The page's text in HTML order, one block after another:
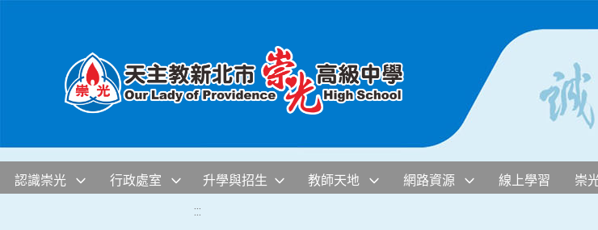
認識崇光 行政處室 升學與招生 教師天地 網路資源 線上學習 崇
:::